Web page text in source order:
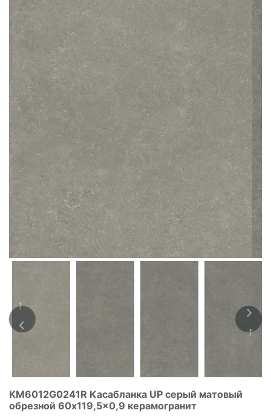
KM6012G0241R Касабланка UP серый матовый
обрезной 60x119,5x0,9 керамогранит